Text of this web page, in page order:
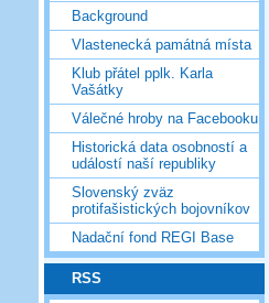
Background
Vlastenecká památná místa
Klub přátel pplk. Karla
Vašátky
Válečné hroby na Facebooku
Historická data osobností a
událostí naší republiky
Slovenský zväz
protifašistických bojovníkov
Nadační fond REGI Base
RSS